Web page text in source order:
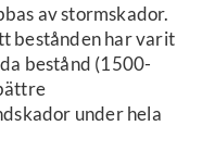
av stormskador.
bestånden har varit
bestånd (1500-
under hela